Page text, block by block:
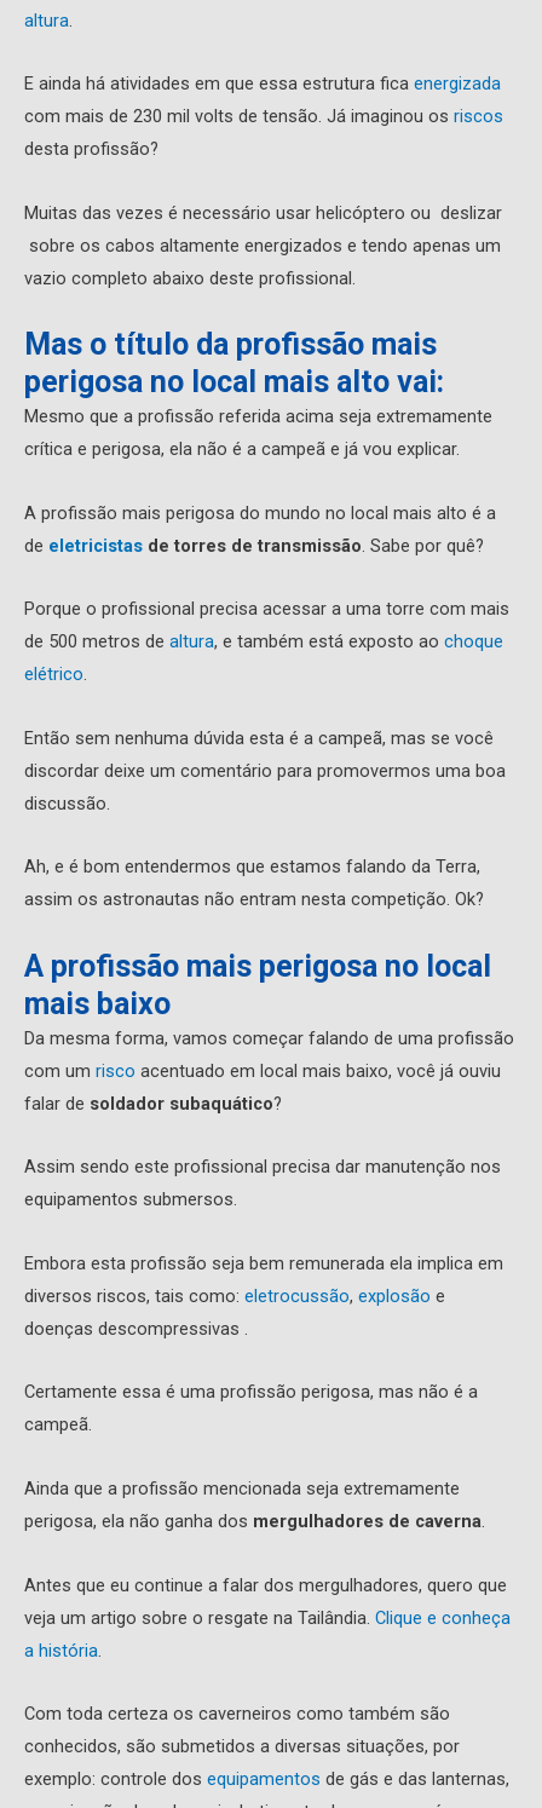
altura.
E ainda há atividades em que essa estrutura fica energizada
com mais de 230 mil volts de tensão. Já imaginou os riscos
desta profissão?
Muitas das vezes é necessário usar helicóptero ou deslizar
sobre os cabos altamente energizados e tendo apenas um
vazio completo abaixo deste profissional.
Mas o título da profissão mais
perigosa no local mais alto vai:
Mesmo que a profissão referida acima seja extremamente
crítica e perigosa, ela não é a campeã e já vou explicar.
A profissão mais perigosa do mundo no local mais alto é a
de eletricistas de torres de transmissão. Sabe por quê?
Porque o profissional precisa acessar a uma torre com mais
de 500 metros de altura, e também está exposto ao choque
elétrico.
Então sem nenhuma dúvida esta é a campeã, mas se você
discordar deixe um comentário para promovermos uma boa
discussão.
Ah, e é bom entendermos que estamos falando da Terra,
assim os astronautas não entram nesta competição. Ok?
A profissão mais perigosa no local
mais baixo
Da mesma forma, vamos começar falando de uma profissão
com um risco acentuado em local mais baixo, você já ouviu
falar de soldador subaquático?
Assim sendo este profissional precisa dar manutenção nos
equipamentos submersos.
Embora esta profissão seja bem remunerada ela implica em
diversos riscos, tais como: eletrocussão, explosão e
doenças descompressivas .
Certamente essa é uma profissão perigosa, mas não é a
campeã.
Ainda que a profissão mencionada seja extremamente
perigosa, ela não ganha dos mergulhadores de caverna.
Antes que eu continue a falar dos mergulhadores, quero que
veja um artigo sobre o resgate na Tailândia. Clique e conheça
a história
Com toda certeza os caverneiros como também são
conhecidos, são submetidos a diversas situações, por
exemplo: controle dos equipamentos de gás e das lanternas,